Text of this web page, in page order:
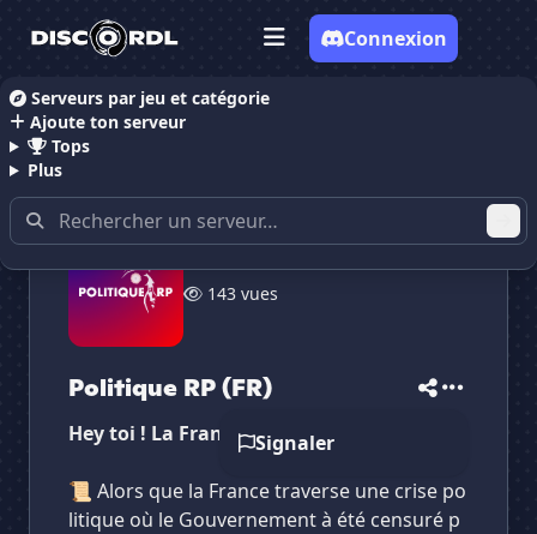
Serveurs par jeu et catégorie
Ajoute ton serveur
Tops
Plus
Connexion
Accueil Serveurs Discord RolePlay
143 vues
Politique RP (FR)
Signaler
Hey toi ! La France à besoin de toi !
📜 Alors que la France traverse une crise po
litique où le Gouvernement à été censuré p
Vote pour
serveur ?
Supprimer